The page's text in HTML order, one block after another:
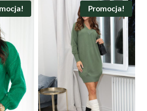
Promocja!